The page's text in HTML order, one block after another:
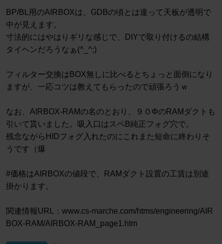
BP/BL用のAIRBOXは、GDBの頃とは違って天板が透明で
中が見えます。
寸法的にはやはりギリな感じで、DIYで取り付けるの結構
タイヘンだろうなぁ(^_^;)
フィルター交換はBOX無しに比べるとちょっと面倒になり
ますが、一応コツは教えてもらったので頑張ろうｗ
なお、AIRBOX-RAMの名のとおり、９０ΦのRAMダクトも
引いて貰いました。吸入口はスペB純正フォグ穴で。
残念ながらHIDフォグ入れたのにこれまた短命に終わりそ
うです（爆
#価格はAIRBOXの値段で、RAMダクト設置の工賃は別途
掛かります。
関連情報URL：www.cs-marche.com/htms/engineering/AIR
BOX-RAM/AIRBOX-RAM_page1.htm